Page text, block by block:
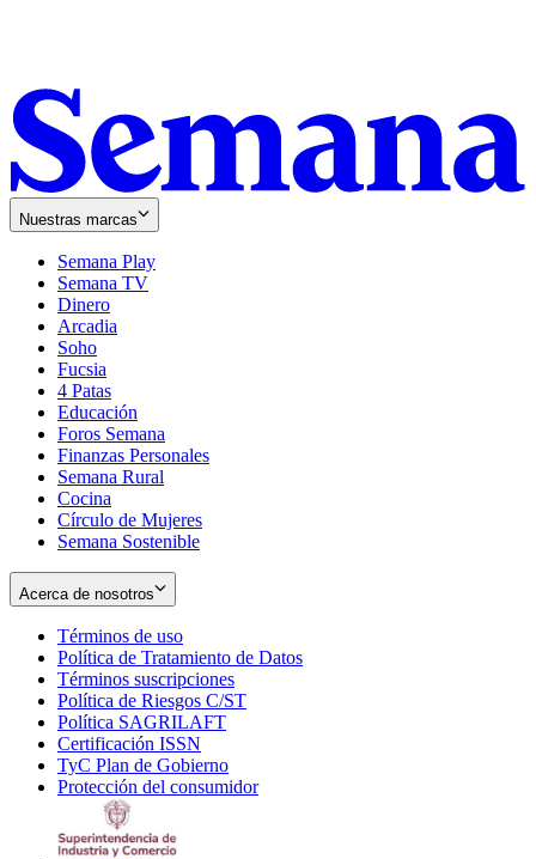
Nuestras marcas
Semana Play
Semana TV
Dinero
Arcadia
Soho
in
new
window
Fucsia
in
new
window
4 Patas
Educación
Foros Semana
Finanzas Personales
Semana Rural
Cocina
Círculo de Mujeres
Semana Sostenible
Acerca de nosotros
Términos de uso
in
new
window
Política de Tratamiento de Datos
Términos suscripciones
in
Política de Riesgos C/ST
Política SAGRILAFT
new
window
Certificación ISSN
in
new
TyC Plan de Gobierno
in
Protección del consumidorOpens